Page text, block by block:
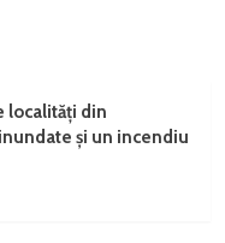
localități din
și un incendiu